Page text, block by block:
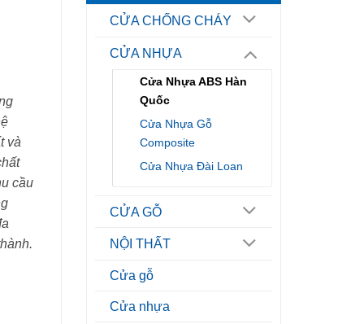
CỬA CHỐNG CHÁY
CỬA NHỰA
Cửa Nhựa ABS Hàn
Quốc
Cửa Nhựa Gỗ
Composite
Cửa Nhựa Đài Loan
CỬA GỖ
NỘI THẤT
Cửa gỗ
Cửa nhựa
và
cầu